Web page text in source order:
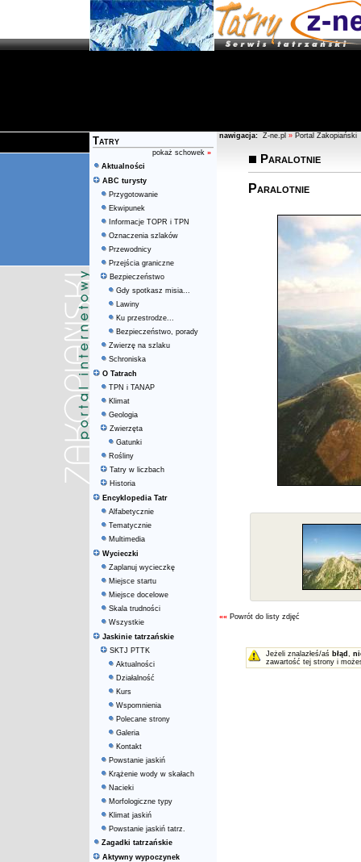
Tatry
pokaż schowek »
Aktualności
ABC turysty
Przygotowanie
Ekwipunek
Informacje TOPR i TPN
Oznaczenia szlaków
Przewodnicy
Przejścia graniczne
Bezpieczeństwo
Gdy spotkasz misia...
Lawiny
Ku przestrodze...
Bezpieczeństwo, porady
Zwierzę na szlaku
Schroniska
O Tatrach
TPN i TANAP
Klimat
Geologia
Zwierzęta
Gatunki
Rośliny
Tatry w liczbach
Historia
Encyklopedia Tatr
Alfabetycznie
Tematycznie
Multimedia
Wycieczki
Zaplanuj wycieczkę
Miejsce startu
Miejsce docelowe
Skala trudności
Wszystkie
Jaskinie tatrzańskie
SKTJ PTTK
Aktualności
Działalność
Kurs
Wspomnienia
Polecane strony
Galeria
Kontakt
Powstanie jaskiń
Krążenie wody w skałach
Nacieki
Morfologiczne typy
Klimat jaskiń
Powstanie jaskiń tatrz.
Zagadki tatrzańskie
Aktywny wypoczynek
nawigacja: Z-ne.pl » Portal Zakopiański
Paralotnie
Paralotnie
«« Powrót do listy zdjęć
Jeżeli znalazłeś/aś błąd ,
zawartość tej strony i